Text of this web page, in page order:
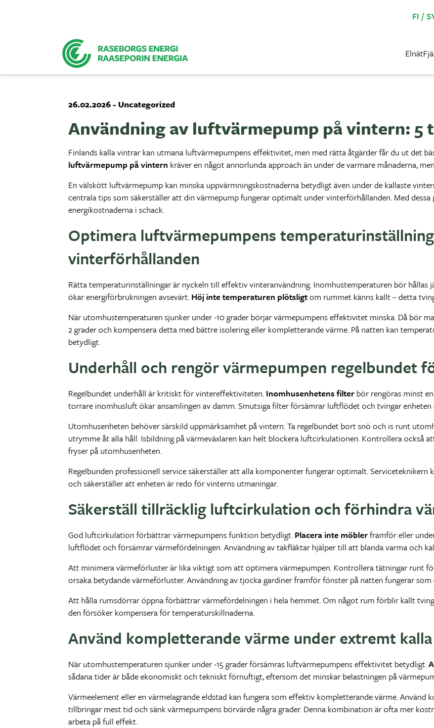
FI
Elnät
26.02.2026 - Uncategorized
Användning av luftvärmepump på vintern:
Finlands kalla vintrar kan utmana luftvärmepumpens effektivitet, men med rätta åtgärder får du ut det
luftvärmepump på vintern kräver en något annorlunda approach än under de varmare månaderna,
En välskött luftvärmepump kan minska uppvärmningskostnaderna betydligt även under de kallaste
centrala tips som säkerställer att din värmepump fungerar optimalt under vinterförhållanden. Med
energikostnaderna i schack.
Optimera luftvärmepumpens
vinterförhållanden
Rätta temperaturinställningar är nyckeln till effektiv vinteranvändning. Inomhustemperaturen bör hållas
ökar energiförbrukningen avsevärt. Höj inte temperaturen plötsligtom rummet känns kallt – detta
När utomhustemperaturen sjunker under -10 grader börjar värmepumpens effektivitet minska. Då bör
2 grader och kompensera detta med bättre isolering eller kompletterande värme. På natten kan
betydligt.
Underhåll och rengör värmepumpen regelbundet
Regelbundet underhåll är kritiskt för vintereffektiviteten. Inomhusenhetens filterbör rengöras minst
torrare inomhusluft ökar ansamlingen av damm. Smutsiga filter försämrar luftflödet och tvingar enheten
Utomhusenheten behöver särskild uppmärksamhet på vintern. Ta regelbundet bort snö och is runt
utrymme åt alla håll. Isbildning på värmeväxlaren kan helt blockera luftcirkulationen. Kontrollera också
fryser på utomhusenheten.
Regelbunden professionell service säkerställer att alla komponenter fungerar optimalt.
och säkerställer att enheten är redo för vinterns utmaningar.
Säkerställ tillräcklig luftcirkulation och förhindra
God luftcirkulation förbättrar värmepumpens funktion betydligt. Placera inte möblerframför eller
luftflödet och försämrar värmefördelningen. Användning av takfläktar hjälper till att blanda varma och
Att minimera värmeförluster är lika viktigt som att optimera värmepumpen. Kontrollera tätningar runt
orsaka betydande värmeförluster. Användning av tjocka gardiner framför fönster på natten fungerar som
Att hålla rumsdörrar öppna förbättrar värmefördelningen i hela hemmet. Om något rum förblir kallt
den försöker kompensera för temperaturskillnaderna.
Använd kompletterande värme under extremt
När utomhustemperaturen sjunker under -15 grader försämras luftvärmepumpens effektivitet betydligt.
sådana tider är både ekonomiskt och tekniskt förnuftigt, eftersom det minskar belastningen på
Värmeelement eller en värmelagrande eldstad kan fungera som effektiv kompletterande värme. Använd
tillbringar mest tid och sänk värmepumpens börvärde några grader. Denna kombination är ofta mer
arbeta på full effekt.